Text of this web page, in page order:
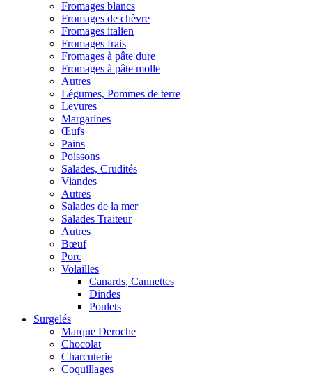
Fromages blancs
Fromages de chèvre
Fromages italien
Fromages frais
Fromages à pâte dure
Fromages à pâte molle
Autres
Légumes, Pommes de terre
Levures
Margarines
Œufs
Pains
Poissons
Salades, Crudités
Viandes
Autres
Salades de la mer
Salades Traiteur
Autres
Bœuf
Porc
Volailles
Canards, Cannettes
Dindes
Poulets
Surgelés
Marque Deroche
Chocolat
Charcuterie
Coquillages